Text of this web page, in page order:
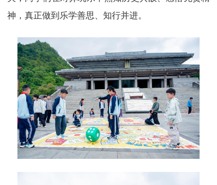
神，真正做到乐学善思、知行并进。